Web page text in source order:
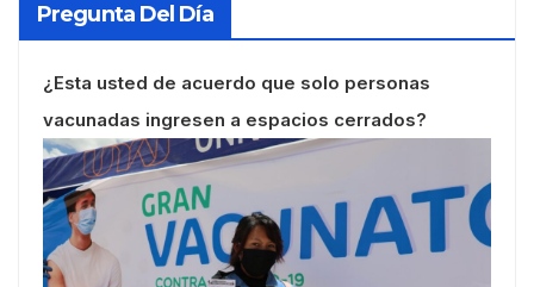
Pregunta Del Día
¿Esta usted de acuerdo que solo personas
vacunadas ingresen a espacios cerrados?